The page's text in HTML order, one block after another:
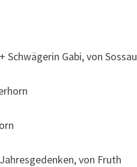
Schwägerin Gabi, von Sossau
von Fruth